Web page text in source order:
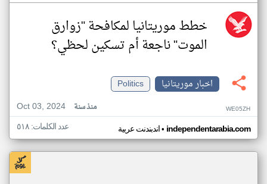
خطط موريتانيا لمكافحة "زوارق
الموت" ناجعة أم تسكين لحظي؟
اخبار موريتانيا
Politics
Oct 03, 2024
منذ سنة WE05ZH
اندبندنت عربية• independentarabia.com عدد الكلمات: ٥١٨